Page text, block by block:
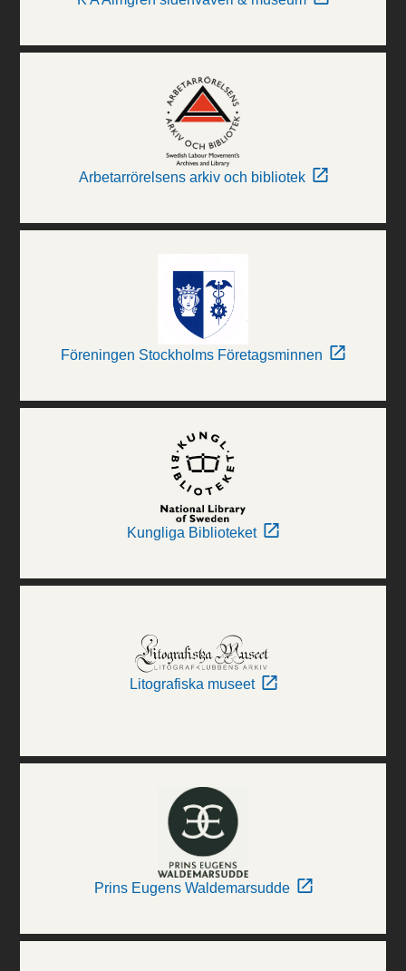
Arbetarrörelsens arkiv och bibliotek
Föreningen Stockholms Företagsminnen
Kungliga Biblioteket
Litografiska museet
Prins Eugens Waldemarsudde